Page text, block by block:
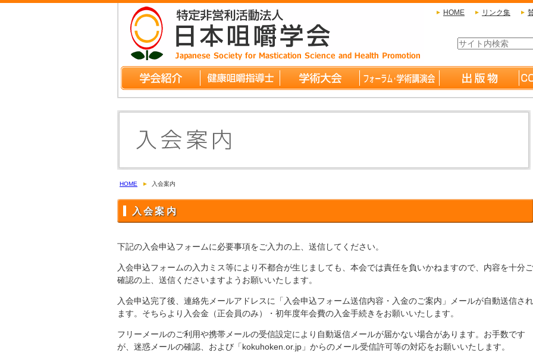
HOME リンク集
HOME 入会案内
入会案内
下記の入会申込フォームに必要事項をご入力の上、送信してください。
入会申込フォームの入力ミス等により不都合が生じましても、本会では責任を負いかねますので、内容を十分ご
確認の上、送信くださいますようお願いいたします。
入会申込完了後、連絡先メールアドレスに「入会申込フォーム送信内容・入金のご案内」メールが自動送信され
ます。そちらより入会金（正会員のみ）・初年度年会費の入金手続きをお願いいたします。
フリーメールのご利用や携帯メールの受信設定により自動返信メールが届かない場合があります。お手数です
が、迷惑メールの確認、および「kokuhoken.or.jp」からのメール受信許可等の対応をお願いいたします。